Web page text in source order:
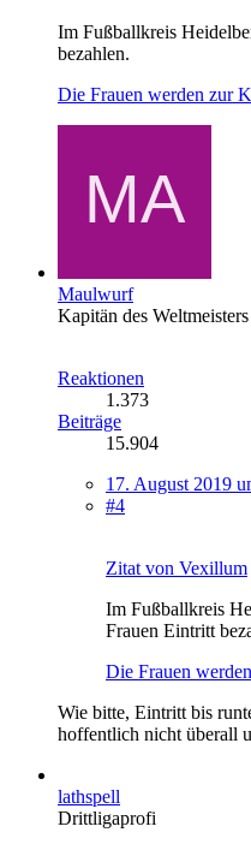
Im Fußballkreis
bezahlen.
Die Frauen werden zur
Maulwurf
Kapitän des Weltmeisters
Reaktionen
1.373
Beiträge
15.904
17. August 2019
#4
Zitat von Vexillum
Im Fußballkreis
Frauen Eintritt
Die Frauen
Wie bitte, Eintritt bis
hoffentlich nicht überall
lathspell
Drittligaprofi